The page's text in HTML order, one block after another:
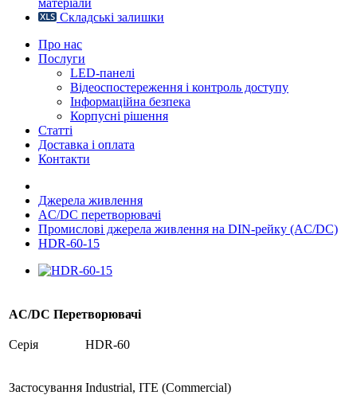
матеріали
Складські залишки
Про нас
Послуги
LED-панелі
Відеоспостереження і контроль доступу
Інформаційна безпека
Корпусні рішення
Статті
Доставка і оплата
Контакти
Джерела живлення
AC/DC перетворювачі
Промислові джерела живлення на DIN-рейку (AC/DC)
HDR-60-15
AC/DC Перетворювачі
Серія HDR-60
Застосування Industrial, ITE (Commercial)